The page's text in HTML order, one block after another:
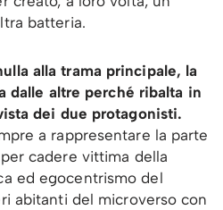
batteria.
alla trama principale, la
dalle altre perché ribalta in
dei due protagonisti.
a rappresentare la parte
cadere vittima della
ed egocentrismo del
abitanti del microverso con